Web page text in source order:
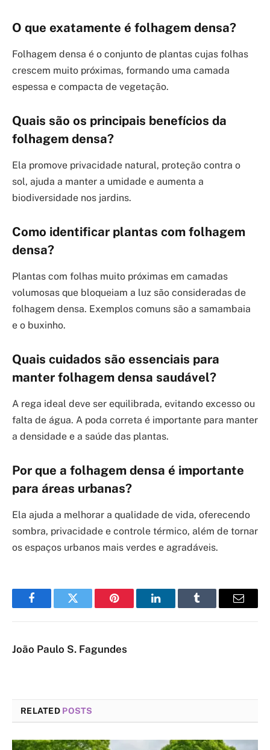
O que exatamente é folhagem densa?
Folhagem densa é o conjunto de plantas cujas folhas
crescem muito próximas, formando uma camada
espessa e compacta de vegetação.
Quais são os principais benefícios da
folhagem densa?
Ela promove privacidade natural, proteção contra o
sol, ajuda a manter a umidade e aumenta a
biodiversidade nos jardins.
Como identificar plantas com folhagem
densa?
Plantas com folhas muito próximas em camadas
volumosas que bloqueiam a luz são consideradas de
folhagem densa. Exemplos comuns são a samambaia
e o buxinho.
Quais cuidados são essenciais para
manter folhagem densa saudável?
A rega ideal deve ser equilibrada, evitando excesso ou
falta de água. A poda correta é importante para manter
a densidade e a saúde das plantas.
Por que a folhagem densa é importante
para áreas urbanas?
Ela ajuda a melhorar a qualidade de vida, oferecendo
sombra, privacidade e controle térmico, além de tornar
os espaços urbanos mais verdes e agradáveis.
FacebookTwitter Pinterest LinkedInTumblr Email
João Paulo S. Fagundes
RELATED POSTS